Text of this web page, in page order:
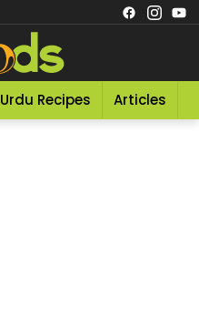
Urdu Recipes Articles